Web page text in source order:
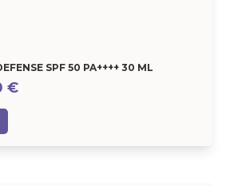
SPF 50 PA++++ 30 ML
€El
es: